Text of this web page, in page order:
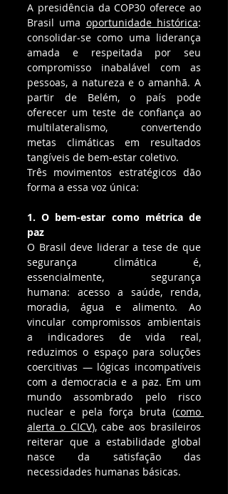
A presidência da COP30 oferece ao
Brasil uma oportunidade histórica:
consolidar-se como uma liderança
amada e respeitada por seu
compromisso inabalável com as
pessoas, a natureza e o amanhã. A
partir de Belém, o país pode
oferecer um teste de confiança ao
multilateralismo, convertendo
metas climáticas em resultados
tangíveis de bem-estar coletivo.
Três movimentos estratégicos dão
forma a essa voz única:
1. O bem-estar como métrica de
paz
O Brasil deve liderar a tese de que
segurança climática é,
essencialmente, segurança
humana: acesso a saúde, renda,
moradia, água e alimento. Ao
vincular compromissos ambientais
a indicadores de vida real,
reduzimos o espaço para soluções
coercitivas — lógicas incompatíveis
com a democracia e a paz. Em um
mundo assombrado pelo risco
nuclear e pela força bruta (como
alerta o CICV), cabe aos brasileiros
reiterar que a estabilidade global
nasce da satisfação das
necessidades humanas básicas.